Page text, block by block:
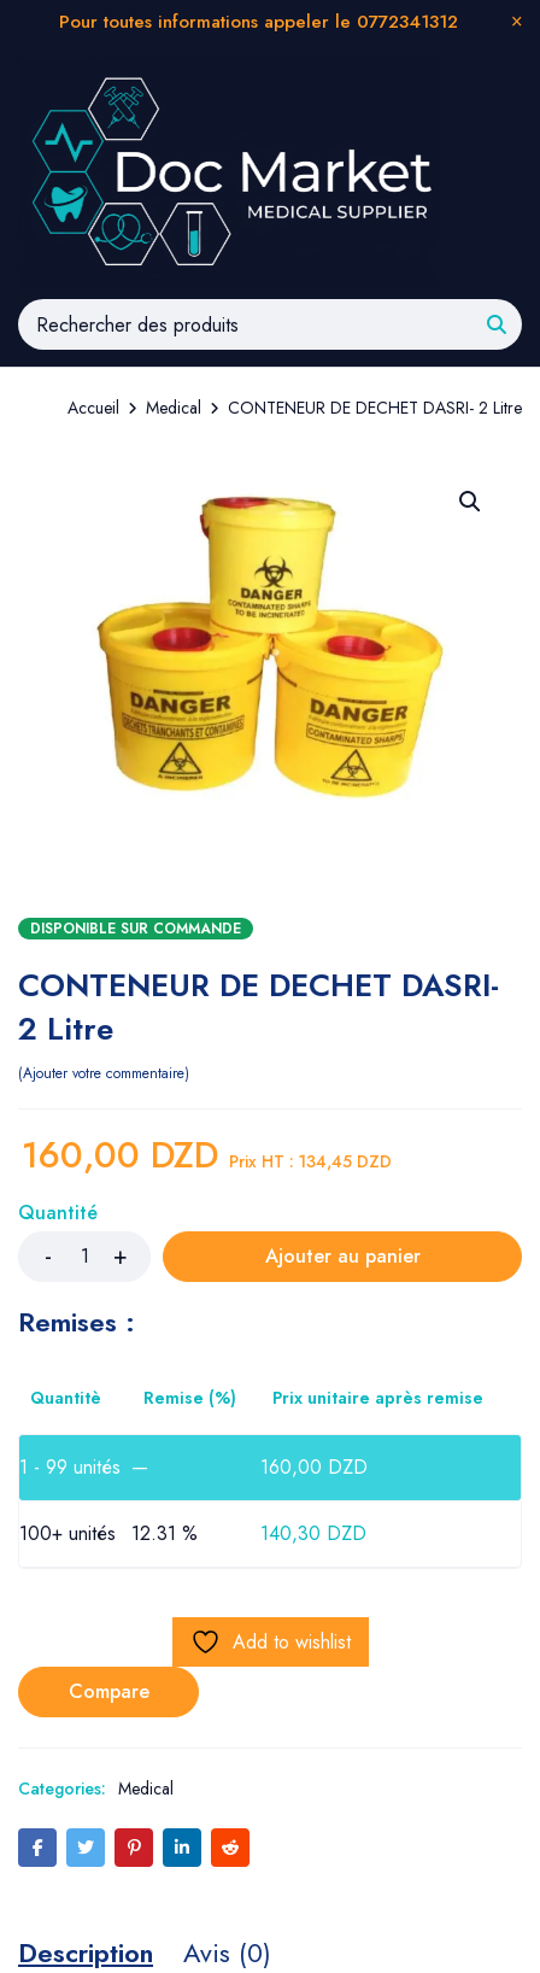
Pour toutes informations appeler le 0772341312
Accueil Medical CONTENEUR DE DECHET DASRI- 2 Litre
DISPONIBLE SUR COMMANDE
CONTENEUR DE DECHET DASRI-
2 Litre
Ajouter votre commentaire
160,00 DZD Prix HT : 134,45 DZD
Quantité
Ajouter au panier
Remises :
Quantitè Remise (%) Prix unitaire après remise
1 - 99 unités — 160,00 DZD
100+ unités 12.31 % 140,30 DZD
Add to wishlist
Compare
Categories: Medical
Description Avis (0)